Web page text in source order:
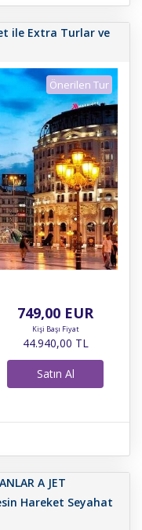
ile Extra Turlar ve
Önerilen Tur
749,00 EUR
Kişi Başı Fiyat
44.940,00 TL
Satın Al
A JET
Hareket Seyahat